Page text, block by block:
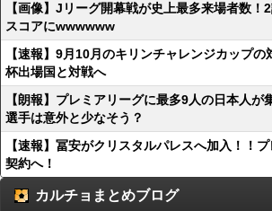
【画像】Jリーグ開幕戦が史上最多来場者数！
スコアにwwwwww
【速報】9月10月のキリンチャレンジカップ
杯出場国と対戦へ
【朗報】プレミアリーグに最多9人の日本人が
選手は意外と少なそう？
【速報】冨安がクリスタルパレスへ加入！！
契約へ！
カルチョまとめブログ